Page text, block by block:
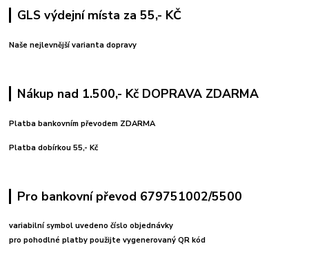
GLS výdejní místa za 55,- KČ
Naše nejlevnější varianta dopravy
Nákup nad 1.500,- Kč DOPRAVA ZDARMA
Platba bankovním převodem ZDARMA
Platba dobírkou 55,- Kč
Pro bankovní převod 679751002/5500
variabilní symbol uvedeno číslo objednávky
pro pohodlné platby použijte vygenerovaný QR kód